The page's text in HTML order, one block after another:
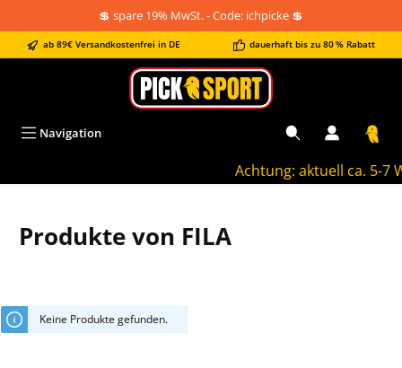
💲 spare 19% MwSt. - Code: ichpicke 💲
ab 89€ Versandkostenfrei in DE dauerhaft bis zu 80 % Rabatt
Achtung: aktuell ca. 5-7
Navigation
Produkte von FILA
Keine Produkte gefunden.